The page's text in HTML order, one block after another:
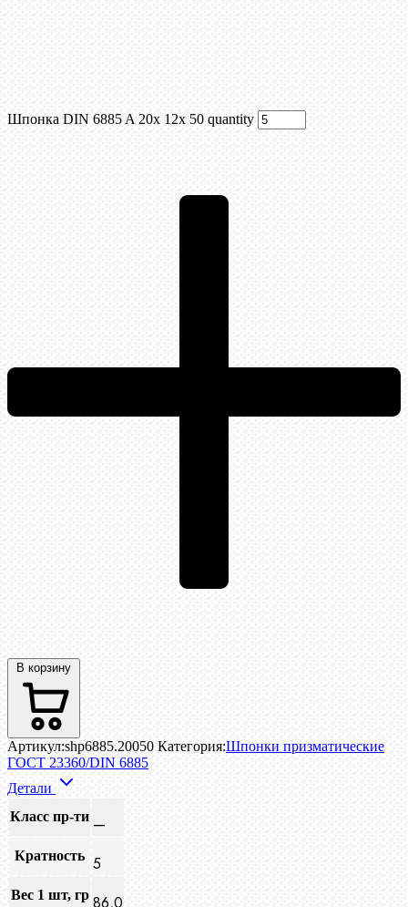
Шпонка DIN 6885 A 20x 12x 50 quantity
В корзину
Артикул:shp6885.20050 Категория:Шпонки призматические
ГОСТ 23360/DIN 6885
Детали
Класс пр-ти —
Кратность 5
Вес 1 шт, гр